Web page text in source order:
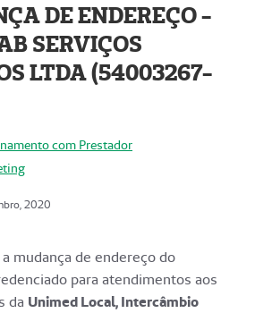
DE ENDEREÇO -
SERVIÇOS
LTDA (54003267-
com Prestador
2020
mudança de endereço do
para atendimentos aos
da Unimed Local, Intercâmbio